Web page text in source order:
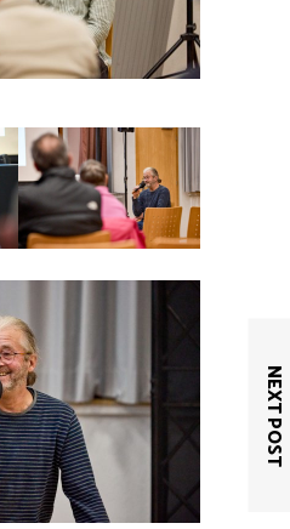
NEXT POST